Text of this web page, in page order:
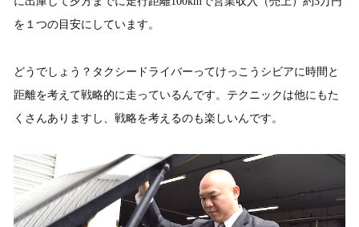
を１つの目安にしています。
どうでしょう？タクシードライバーってけっこうシビアに時間と
距離を考えて戦略的に走っているんです。テクニックは他にもた
くさんありますし、戦略を考えるのも楽しいんです。